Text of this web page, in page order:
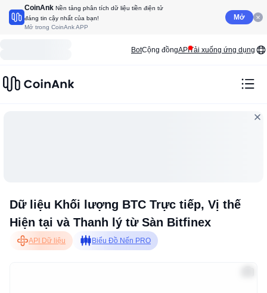
CoinAnk Nền tảng phân tích dữ liệu tiền điện tử
đáng tin cậy nhất của bạn!
Mở trong CoinAnk APP
Mở
BotCộng đồngAPITải xuống ứng dụng
Dữ liệu Khối lượng BTC Trực tiếp, Vị thế
Hiện tại và Thanh lý từ Sàn Bitfinex
API Dữ liệu Biểu Đồ Nến PRO